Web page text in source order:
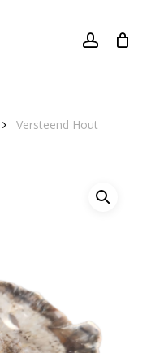
account
Close
Cart
Versteend Hout